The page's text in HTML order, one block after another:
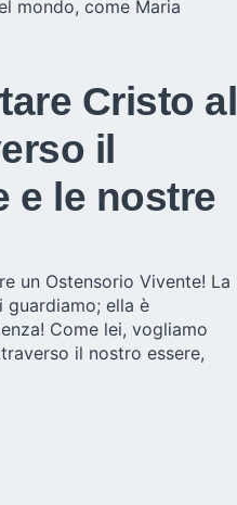
mondo, come Maria
Cristo al
il
e le nostre
un Ostensorio Vivente! La
guardiamo; ella è
Come lei, vogliamo
il nostro essere,